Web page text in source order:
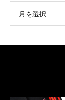
月を選択